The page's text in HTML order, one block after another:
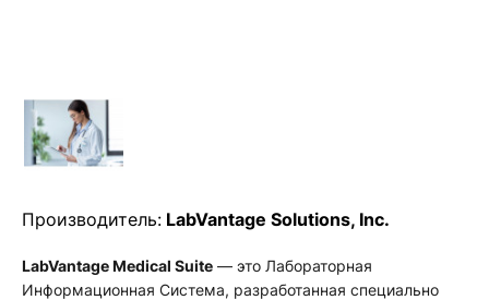
Производитель: LabVantage Solutions, Inc.
LabVantage Medical Suite — это Лабораторная
Информационная Система, разработанная специально